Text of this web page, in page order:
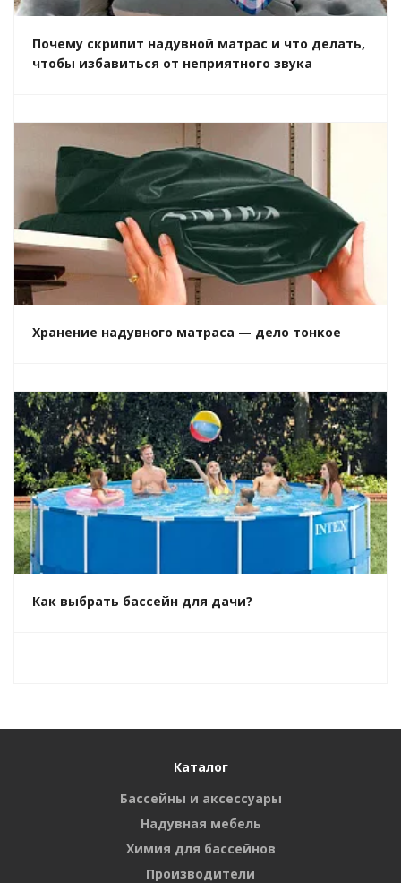
Почему скрипит надувной матрас и что делать,
чтобы избавиться от неприятного звука
Хранение надувного матраса — дело тонкое
Как выбрать бассейн для дачи?
Каталог
Бассейны и аксессуары
Надувная мебель
Химия для бассейнов
Производители